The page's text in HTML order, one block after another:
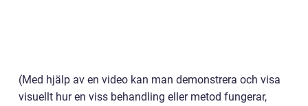
(Med hjälp av en video kan man demonstrera och visa
visuellt hur en viss behandling eller metod fungerar,